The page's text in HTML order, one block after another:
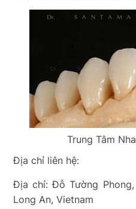
Trung Tâm
Địa chỉ liên hệ:
Địa chỉ: Đỗ Tường Phong,
Long An, Vietnam